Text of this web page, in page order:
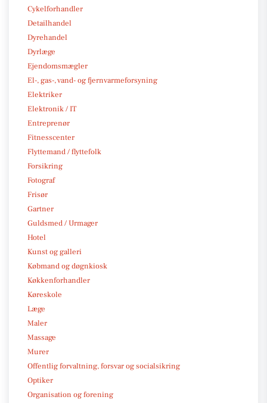
Cykelforhandler
Detailhandel
Dyrehandel
Dyrlæge
Ejendomsmægler
El-, gas-, vand- og fjernvarmeforsyning
Elektriker
Elektronik / IT
Entreprenør
Fitnesscenter
Flyttemand / flyttefolk
Forsikring
Fotograf
Frisør
Gartner
Guldsmed / Urmager
Hotel
Kunst og galleri
Købmand og døgnkiosk
Køkkenforhandler
Køreskole
Læge
Maler
Massage
Murer
Offentlig forvaltning, forsvar og socialsikring
Optiker
Organisation og forening